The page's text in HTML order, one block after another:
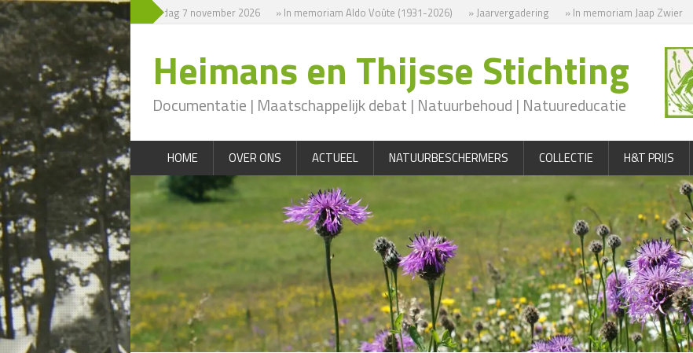
» Symposium zaterdag 7 november 2026 » In memoriam Aldo Voûte (1931-2026) » Jaarvergadering » In memoriam Jaap Zwier
Heimans en Thijsse Stichting
Documentatie | Maatschappelijk debat | Natuurbehoud | Natuureducatie
HOME OVER ONS ACTUEEL NATUURBESCHERMERS COLLECTIE H&T PRIJS